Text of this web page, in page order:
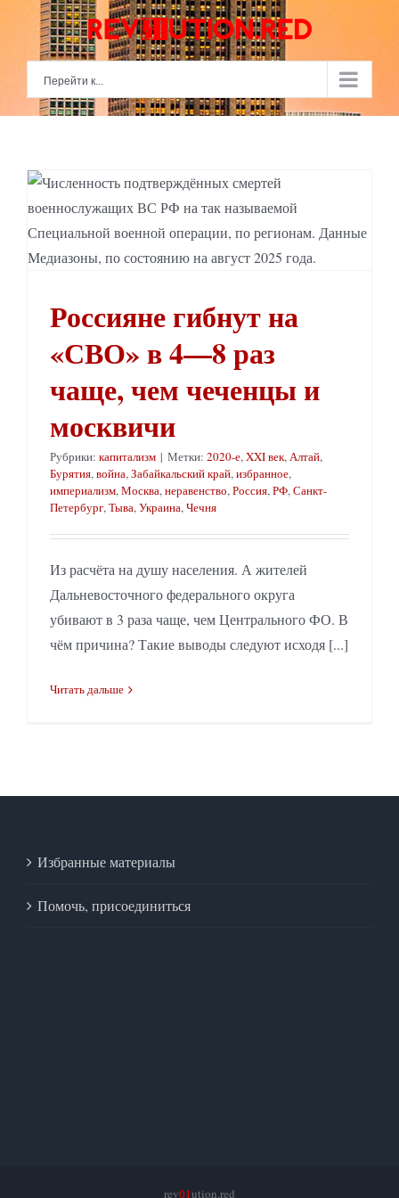
content
Перейти к...
Россияне гибнут на
«СВО» в 4—8 раз
чаще, чем чеченцы и
москвичи
Рубрики: капитализм | Метки: 2020-е,XXI век,Алтай,
Бурятия,война,Забайкальский край,избранное,
империализм,Москва,неравенство,Россия,РФ,Санкт-
Петербург,Тыва,Украина,Чечня
Из расчёта на душу населения. А жителей
Дальневосточного федерального округа
убивают в 3 раза чаще, чем Центрального ФО. В
чём причина? Такие выводы следуют исходя [...]
Читать дальше
Избранные материалы
Помочь, присоединиться
rev01ution.red